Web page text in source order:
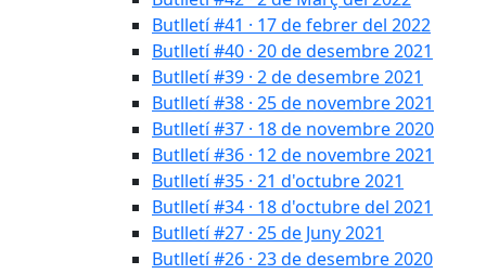
Butlletí #41 · 17 de febrer del 2022
Butlletí #40 · 20 de desembre 2021
Butlletí #39 · 2 de desembre 2021
Butlletí #38 · 25 de novembre 2021
Butlletí #37 · 18 de novembre 2020
Butlletí #36 · 12 de novembre 2021
Butlletí #35 · 21 d'octubre 2021
Butlletí #34 · 18 d'octubre del 2021
Butlletí #27 · 25 de Juny 2021
Butlletí #26 · 23 de desembre 2020